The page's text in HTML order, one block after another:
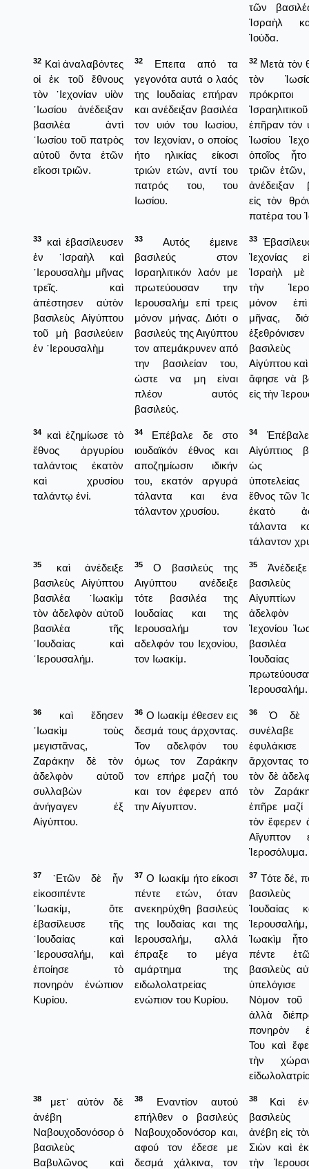
τῶν
Ἰσραὴλ
Ἰούδα.
32 Καὶ ἀναλαβόντες
οἱ ἐκ τοῦ ἔθνους
τὸν ᾿Ιεχονίαν υἱὸν
᾿Ιωσίου ἀνέδειξαν
βασιλέα ἀντὶ
᾿Ιωσίου τοῦ πατρὸς
αὐτοῦ ὄντα ἐτῶν
εἴκοσι τριῶν.
32
Επειτα από τα
γεγονότα αυτά ο λαός
της Ιουδαίας επήραν
και ανέδειξαν βασιλέα
τον υιόν του Ιωσίου,
τον Ιεχονίαν, ο οποίος
ήτο ηλικίας είκοσι
τριών ετών, αντί του
πατρός του, του
Ιωσίου.
32 Μετὰ τὸν
τὸν
ἐπῆραν τὸν
Ἰωσίου
ὁποῖος ἦτο
τριῶν ἐτῶν,
ἀνέδειξαν
εἰς τὸν
πατέρα του
33
καὶ ἐβασίλευσεν
ἐν ᾿Ισραὴλ καὶ
῾Ιερουσαλὴμ μῆνας
τρεῖς. καὶ
ἀπέστησεν αὐτὸν
βασιλεὺς Αἰγύπτου
τοῦ μὴ βασιλεύειν
ἐν ῾Ιερουσαλὴμ
33
Αυτός έμεινε
βασιλεύς στον
Ισραηλιτικόν λαόν με
πρωτεύουσαν την
Ιερουσαλήμ επί τρεις
μόνον μήνας. Διότι ο
βασιλεύς της Αιγύπτου
τον απεμάκρυνεν από
την βασιλείαν του,
ώστε να μη είναι
πλέον αυτός
βασιλεύς.
33
Ἰεχονίας
Ἰσραὴλ
τὴν
μόνον
μῆνας,
Αἰγύπτου
ἄφησε νὰ
εἰς τὴν
34
καὶ ἐζημίωσε τὸ
ἔθνος ἀργυρίου
ταλάντοις ἑκατὸν
καὶ χρυσίου
ταλάντῳ ἑνί.
34
Επέβαλε δε στο
ιουδαϊκόν έθνος και
αποζημίωσιν ιδικήν
του, εκατόν αργυρά
τάλαντα και ένα
τάλαντον χρυσίου.
34
Αἰγύπτιος
ὡς
ἔθνος τῶν
ἑκατὸ
τάλαντα
τάλαντον
35
καὶ ἀνέδειξε
βασιλεὺς Αἰγύπτου
βασιλέα ᾿Ιωακὶμ
τὸν ἀδελφὸν αὐτοῦ
βασιλέα τῆς
᾿Ιουδαίας καὶ
῾Ιερουσαλήμ.
35
Ο βασιλεύς της
Αιγύπτου ανέδειξε
τότε βασιλέα της
Ιουδαίας και της
Ιερουσαλήμ τον
αδελφόν του Ιεχονίου,
τον Ιωακίμ.
35
Ἰεχονίου
Ἱερουσαλήμ.
36
καὶ ἔδησεν
᾿Ιωακὶμ τοὺς
μεγιστᾶνας,
Ζαράκην δὲ τὸν
ἀδελφὸν αὐτοῦ
συλλαβὼν
ἀνήγαγεν ἐξ
Αἰγύπτου.
36 Ο Ιωακίμ έθεσεν εις
δεσμά τους άρχοντας.
Τον αδελφόν του
όμως τον Ζαράκην
τον επήρε μαζή του
και τον έφερεν από
την Αίγυπτον.
36
Ὁ δὲ
ἄρχοντας
τὸν δὲ
τὸν
ἐπῆρε μαζί
τὸν ἔφερεν
Αἴγυπτον
Ἱεροσόλυμα.
37
᾿Ετῶν δὲ ἦν
εἰκοσιπέντε
᾿Ιωακίμ, ὅτε
ἐβασίλευσε τῆς
᾿Ιουδαίας καὶ
῾Ιερουσαλήμ, καὶ
ἐποίησε τὸ
πονηρὸν ἐνώπιον
Κυρίου.
37 Ο Ιωακίμ ήτο είκοσι
πέντε ετών, όταν
ανεκηρύχθη βασιλεύς
της Ιουδαίας και της
Ιερουσαλήμ, αλλά
έπραξε το μέγα
αμάρτημα της
ειδωλολατρείας
ενώπιον του Κυρίου.
37 Τότε δέ,
Ἰουδαίας
Ἰωακὶμ ἦτο
πέντε
βασιλεὺς
Νόμον τοῦ
ἀλλὰ
πονηρὸν
Του καὶ
τὴν
38
μετ᾿ αὐτὸν δὲ
ἀνέβη
Ναβουχοδονόσορ ὁ
βασιλεὺς
Βαβυλῶνος καὶ
38
Εναντίον αυτού
επήλθεν ο βασιλεύς
Ναβουχοδονόσορ και,
αφού τον έδεσε με
δεσμά χάλκινα, τον
38
Καὶ
βασιλεὺς
ἀνέβη εἰς
Σιὼν καὶ
τὴν